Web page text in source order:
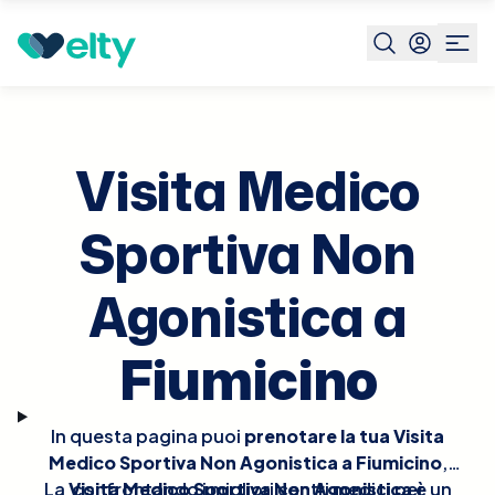
Prenota visita Visita Medico Sportiva Non Agonistica
Visita Medico
Sportiva Non
Agonistica a
Fiumicino
In questa pagina puoi prenotare la tua Visita
Medico Sportiva Non Agonistica a Fiumicino,
confrontando i migliori centri medici per
LaVisita Medico Sportiva Non Agonisticaè un